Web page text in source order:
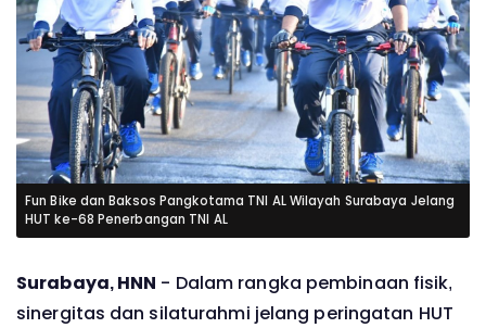
Fun Bike dan Baksos Pangkotama TNl AL Wilayah Surabaya Jelang
HUT ke-68 Penerbangan TNl AL
Surabaya, HNN - Dalam rangka pembinaan fisik,
sinergitas dan silaturahmi jelang peringatan HUT